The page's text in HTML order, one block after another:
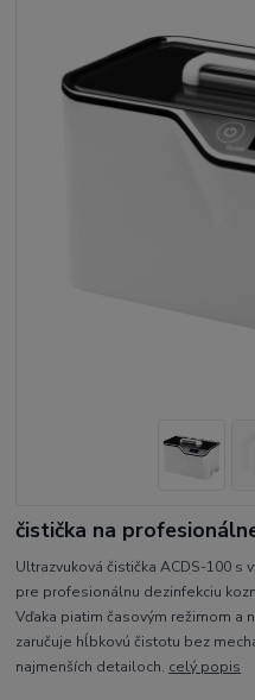
čistička na
Ultrazvuková čistička ACDS-100 s
pre profesionálnu dezinfekciu
Vďaka piatim časovým režimom a
zaručuje hĺbkovú čistotu bez
najmenších detailoch. celý popis